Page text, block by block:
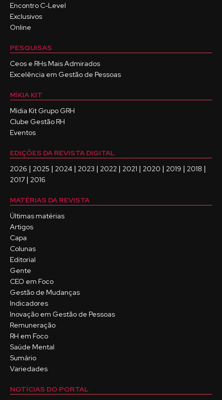
Encontro C-Level
Exclusivos
Online
PESQUISAS
Ceos e RHs Mais Admirados
Excelência em Gestão de Pessoas
MÍKIA KIT
Mídia Kit Grupo GRH
Clube Gestão RH
Eventos
EDIÇÕES DA REVISTA DIGITAL
2026 | 2025 | 2024 | 2023 | 2022 | 2021 | 2020 | 2019 | 2018 |
2017 | 2016
MATÉRIAS DA REVISTA
Últimas matérias
Artigos
Capa
Colunas
Editorial
Gente
CEO em Foco
Gestão de Mudanças
Indicadores
Inovação em Gestão de Pessoas
Remuneração
RH em Foco
Saúde Mental
Sumário
Variedades
NOTÍCIAS DO PORTAL